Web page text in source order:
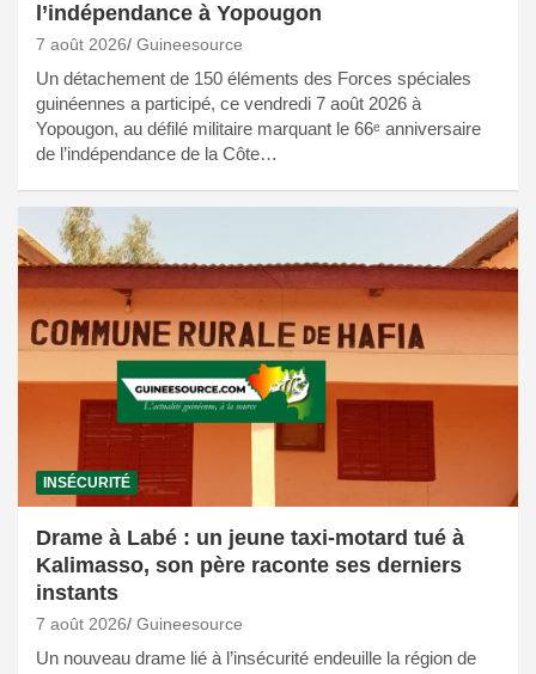
l’indépendance à Yopougon
7 août 2026 Guineesource
Un détachement de 150 éléments des Forces spéciales
guinéennes a participé, ce vendredi 7 août 2026 à
Yopougon, au défilé militaire marquant le 66ᵉ anniversaire
de l’indépendance de la Côte…
INSÉCURITÉ
Drame à Labé : un jeune taxi-motard tué à
Kalimasso, son père raconte ses derniers
instants
7 août 2026 Guineesource
Un nouveau drame lié à l’insécurité endeuille la région de